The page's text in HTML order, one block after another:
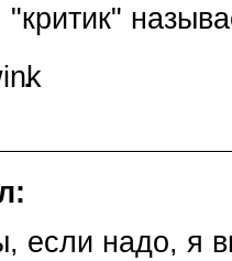
.
если надо, я